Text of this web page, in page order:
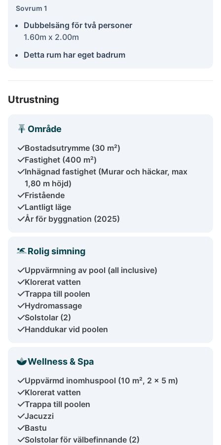
Sovrum 1
Dubbelsäng för två personer
1.60m x 2.00m
Detta rum har eget badrum
Utrustning
Område
Bostadsutrymme (30 m²)
Fastighet (400 m²)
Inhägnad fastighet (Murar och häckar, max
1,80 m höjd)
Fristående
Lantligt läge
År för byggnation (2025)
Rolig simning
Uppvärmning av pool (all inclusive)
Klorerat vatten
Trappa till poolen
Hydromassage
Solstolar (2)
Handdukar vid poolen
Wellness & Spa
Uppvärmd inomhuspool (10 m², 2 x 5 m)
Klorerat vatten
Trappa till poolen
Jacuzzi
Bastu
Solstolar för välbefinnande (2)